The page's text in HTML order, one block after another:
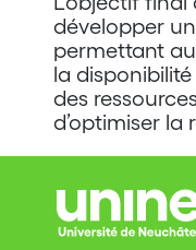
développer
permettant
la
des
d’optimiser